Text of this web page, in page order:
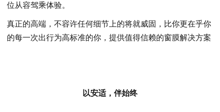
位从容驾乘体验。
真正的高端，不容许任何细节上的将就威固，比你更在乎你
的每一次出行为高标准的你，提供值得信赖的窗膜解决方案
以安适，伴始终